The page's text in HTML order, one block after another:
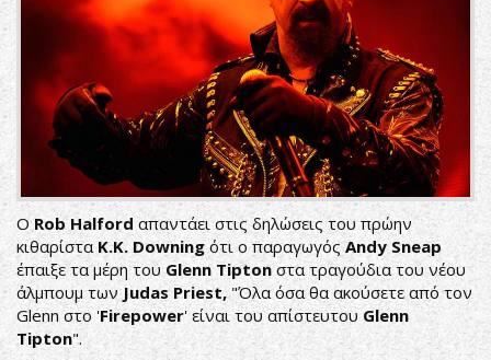
Ο Rob Halford απαντάει στις δηλώσεις του πρώην
κιθαρίστα K.K. Downingότι ο παραγωγόςAndy Sneap
έπαιξε τα μέρη τουGlenn Tiptonστα τραγούδια του νέου
άλμπουμ τωνJudas Priest,"Όλα όσα θα ακούσετε από τον
Glenn στο 'Firepower' είναι του απίστευτουGlenn
Tipton".